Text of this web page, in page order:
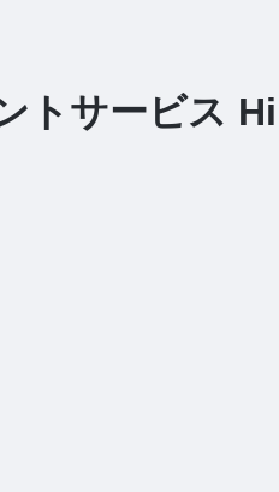
トサービス